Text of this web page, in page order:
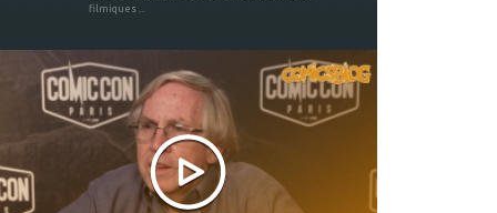
filmiques ...